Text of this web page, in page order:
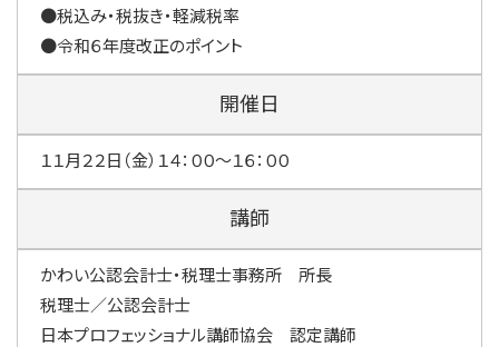
●税込み・税抜き・軽減税率
●令和６年度改正のポイント
開催日
１１月２２日（金）１４：００～１６：００
講師
かわい公認会計士・税理士事務所 所長
税理士／公認会計士
日本プロフェッショナル講師協会 認定講師